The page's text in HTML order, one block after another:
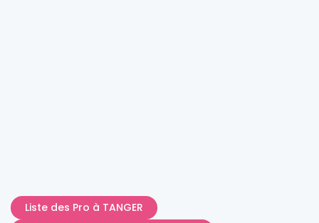
Liste des Pro à TANGER